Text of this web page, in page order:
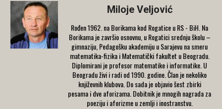
Miloje Veljović
Rođen 1962. na Borikama kod Rogatice u RS - BiH. Na
Borikama je završio osnovnu, u Rogatici srednju školu –
gimnaziju, Pedagošku akademiju u Sarajevu na smeru
matematika-fizika i Matematički fakultet u Beogradu.
Diplomirani je profesor matematike i informatike. U
Beogradu živi i radi od 1990. godine. Član je nekoliko
književnih klubova. Do sada je objavio šest zbirki
pesama i dve aforizama. Dobitnik je mnogih nagrada za
poeziju i aforizme u zemlji i inostranstvu.